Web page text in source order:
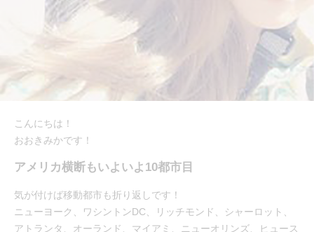
こんにちは！
おおきみかです！
アメリカ横断もいよいよ10都市目
気が付けば移動都市も折り返しです！
ニューヨーク、ワシントンDC、リッチモンド、シャーロット、
アトランタ、オーランド、マイアミ、ニューオリンズ、ヒュース